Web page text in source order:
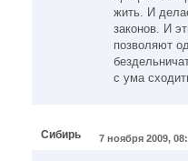
жить. И
законов. И
позволяют
с ума
Сибирь 7 ноября 2009,